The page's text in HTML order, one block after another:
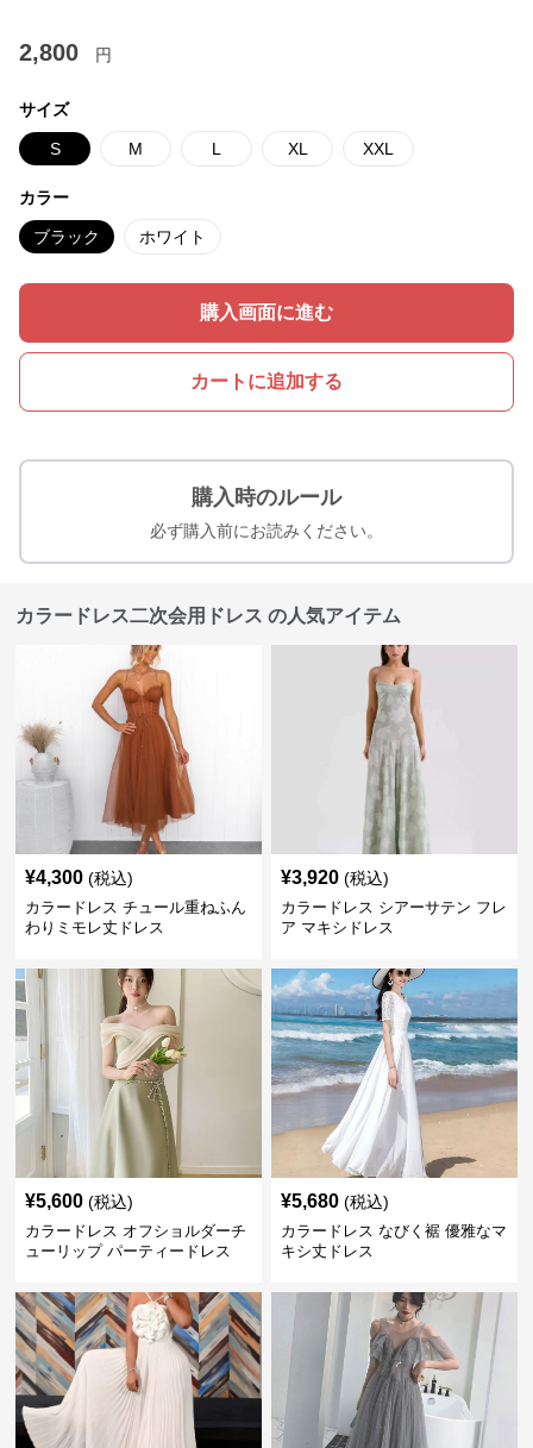
2,800 円
サイズ
S M L XL XXL
カラー
ブラック ホワイト
購入画面に進む
カートに追加する
購入時のルール
必ず購入前にお読みください。
カラードレス二次会用ドレス の人気アイテム
¥4,300 (税込)
カラードレス チュール重ねふん
わりミモレ丈ドレス
¥3,920 (税込)
カラードレス シアーサテン フレ
ア マキシドレス
¥5,600 (税込)
カラードレス オフショルダーチ
ューリップ パーティードレス
¥5,680 (税込)
カラードレス なびく裾 優雅なマ
キシ丈ドレス